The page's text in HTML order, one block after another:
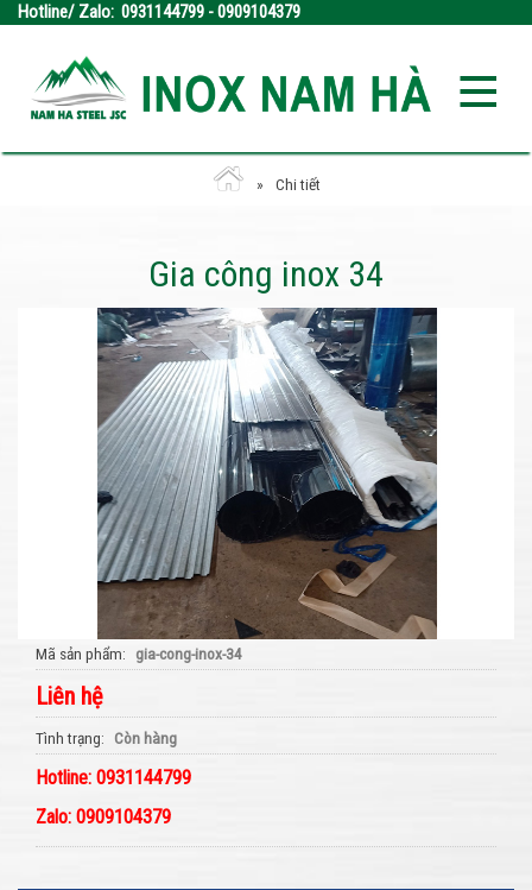
Hotline/ Zalo: 0931144799 - 0909104379
Chi tiết
Gia công inox 34
Mã sản phẩm gia-cong-inox-34
Liên hệ
Tình trạng Còn hàng
Hotline: 0931144799
Zalo: 0909104379